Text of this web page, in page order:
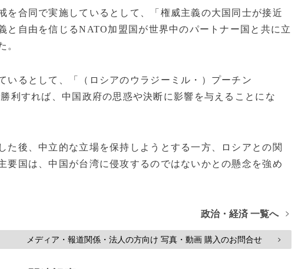
合同で実施しているとして、「権威主義の大国同士が接近
と自由を信じるNATO加盟国が世界中のパートナー国と共に立
。
るとして、「（ロシアのウラジーミル・）プーチン
利すれば、中国政府の思惑や決断に影響を与えることにな
後、中立的な立場を保持しようとする一方、ロシアとの関
要国は、中国が台湾に侵攻するのではないかとの懸念を強め
政治・経済 一覧へ >
メディア・報道関係・法人の方向け 写真・動画 購入のお問合せ >